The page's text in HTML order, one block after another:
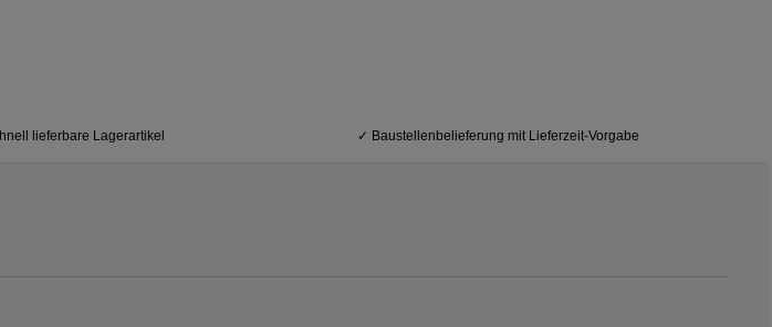
lieferbare Lagerartikel ✓ Baustellenbelieferung mit Lieferzeit-Vorgabe